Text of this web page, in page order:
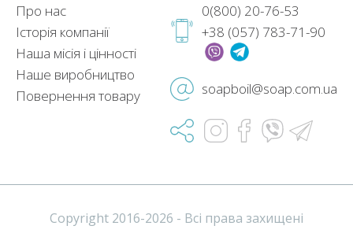
Про нас
Історія компанії
Наша місія і цінності
Наше виробництво
Повернення товару
0(800) 20-76-53
+38 (057) 783-71-90
soapboil@soap.com.ua
Copyright 2016-2026 - Всі права захищені